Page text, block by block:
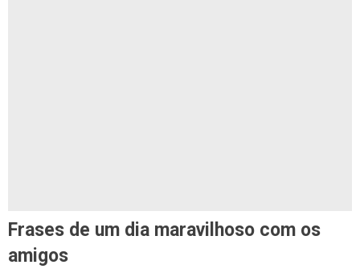
Frases de um dia maravilhoso com os
amigos